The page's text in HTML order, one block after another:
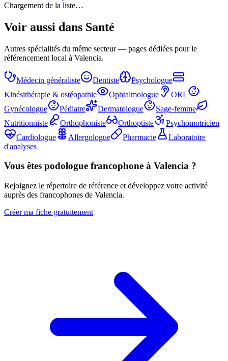
Chargement de la liste…
Voir aussi dans Santé
Autres spécialités du même secteur — pages dédiées pour le
référencement local à Valencia.
Médecin généraliste Dentiste
Psychologue
Kinésithérapie & ostéopathie
Ophtalmologue
ORL
Gynécologue
Pédiatre Dermatologue
Sage-femme
Nutritionniste
Orthophoniste Orthoptiste
Psychomotricien
Cardiologue
Allergologue Pharmacie
Laboratoire
d'analyses
Vous êtes podologue francophone à Valencia ?
Rejoignez le répertoire de référence et développez votre activité
auprès des francophones de Valencia.
Créer ma fiche gratuitement